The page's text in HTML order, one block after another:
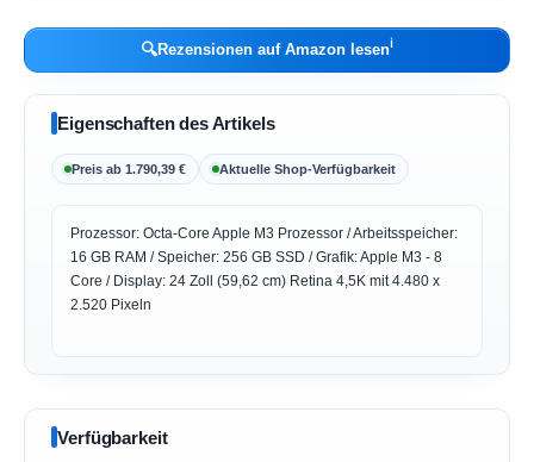
🔍Rezensionen auf Amazon lesenℹ︎
Eigenschaften des Artikels
Preis ab 1.790,39 € Aktuelle Shop-Verfügbarkeit
Prozessor: Octa-Core Apple M3 Prozessor / Arbeitsspeicher:
16 GB RAM / Speicher: 256 GB SSD / Grafik: Apple M3 - 8
Core / Display: 24 Zoll (59,62 cm) Retina 4,5K mit 4.480 x
2.520 Pixeln
Verfügbarkeit